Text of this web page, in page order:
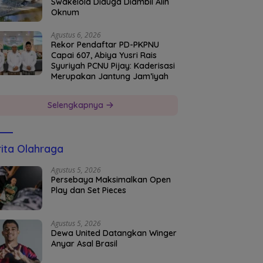
Oknum
Agustus 6, 2026
Rekor Pendaftar PD-PKPNU
Capai 607, Abiya Yusri Rais
Syuriyah PCNU Pijay: Kaderisasi
Merupakan Jantung Jam’iyah
Selengkapnya
Olahraga
Agustus 5, 2026
Persebaya Maksimalkan Open
Play dan Set Pieces
Agustus 5, 2026
Dewa United Datangkan Winger
Anyar Asal Brasil